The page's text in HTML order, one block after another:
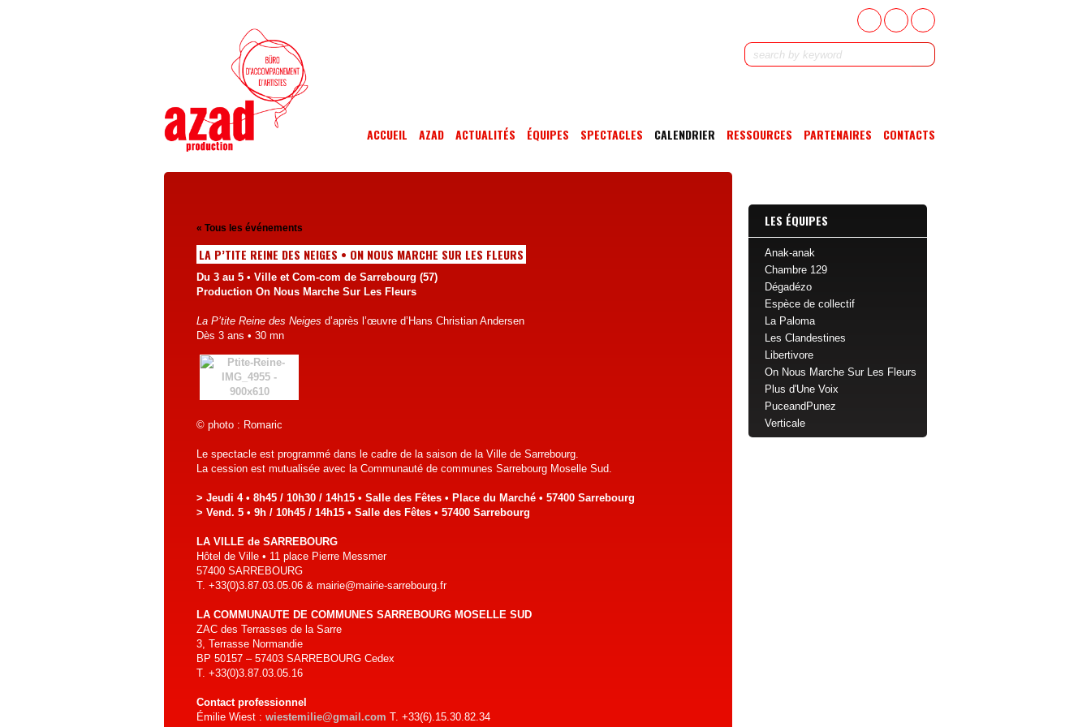
ACCUEIL AZAD ACTUALITÉS ÉQUIPES SPECTACLES CALENDRIER RESSOURCES PARTENAIRES CONTACTS
« Tous les événements
LA P’TITE REINE DES NEIGES • ON NOUS MARCHE SUR LES FLEURS
Du 3 au 5 • Ville et Com-com de Sarrebourg (57)
Production On Nous Marche Sur Les Fleurs
La P’tite Reine des Neiges d’après l’œuvre d’Hans Christian Andersen
Dès 3 ans • 30 mn
© photo : Romaric
Le spectacle est programmé dans le cadre de la saison de la Ville de Sarrebourg.
La cession est mutualisée avec la Communauté de communes Sarrebourg Moselle Sud.
> Jeudi 4 • 8h45 / 10h30 / 14h15 • Salle des Fêtes • Place du Marché • 57400 Sarrebourg
> Vend. 5 • 9h / 10h45 / 14h15 • Salle des Fêtes • 57400 Sarrebourg
LA VILLE de SARREBOURG
Hôtel de Ville • 11 place Pierre Messmer
57400 SARREBOURG
T. +33(0)3.87.03.05.06 & mairie@mairie-sarrebourg.fr
LA COMMUNAUTE DE COMMUNES SARREBOURG MOSELLE SUD
ZAC des Terrasses de la Sarre
3, Terrasse Normandie
BP 50157 – 57403 SARREBOURG Cedex
T. +33(0)3.87.03.05.16
Contact professionnel
Émilie Wiest : wiestemilie@gmail.com T. +33(6).15.30.82.34
LES ÉQUIPES
Anak-anak
Chambre 129
Dégadézo
Espèce de collectif
La Paloma
Les Clandestines
Libertivore
On Nous Marche Sur Les Fleurs
Plus d'Une Voix
PuceandPunez
Verticale